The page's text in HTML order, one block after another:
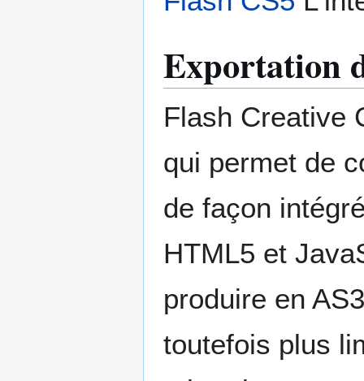
Exportation
Flash Creative
qui permet de
de façon
HTML5 et
produire en
toutefois plus